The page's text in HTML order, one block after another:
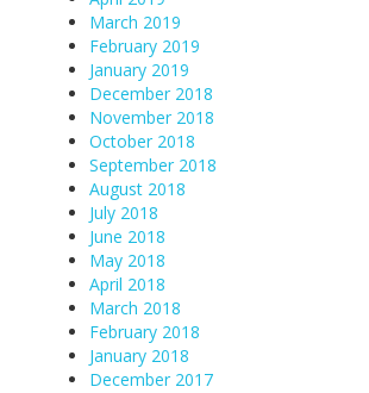
March 2019
February 2019
January 2019
December 2018
November 2018
October 2018
September 2018
August 2018
July 2018
June 2018
May 2018
April 2018
March 2018
February 2018
January 2018
December 2017